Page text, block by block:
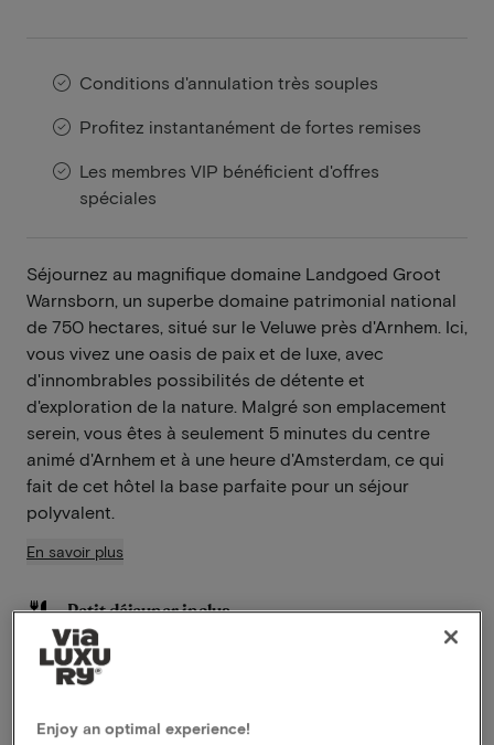
Conditions d'annulation très souples
Profitez instantanément de fortes remises
Les membres VIP bénéficient d'offres
spéciales
Séjournez au magnifique domaine Landgoed Groot
Warnsborn, un superbe domaine patrimonial national
de 750 hectares, situé sur le Veluwe près d'Arnhem. Ici,
vous vivez une oasis de paix et de luxe, avec
d'innombrables possibilités de détente et
d'exploration de la nature. Malgré son emplacement
serein, vous êtes à seulement 5 minutes du centre
animé d'Arnhem et à une heure d'Amsterdam, ce qui
fait de cet hôtel la base parfaite pour un séjour
polyvalent.
En savoir plus
Petit déjeuner inclus
Départ tardif
Restaurant à la carte
Bakenbergseweg 277 Arnhem
Enjoy an optimal experience!